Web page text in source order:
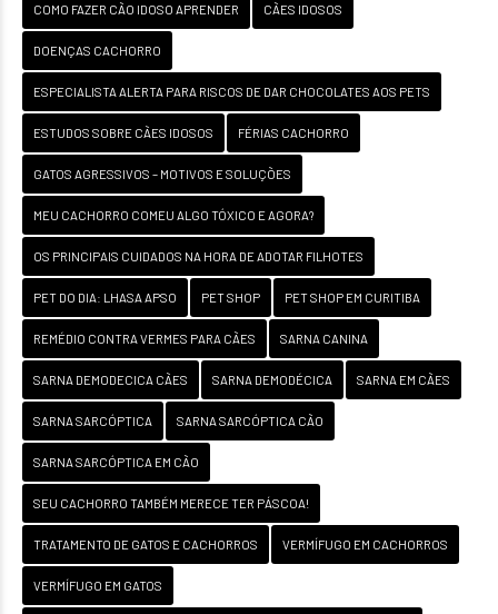
COMO FAZER CÃO IDOSO APRENDER CÃES IDOSOS
DOENÇAS CACHORRO
ESPECIALISTA ALERTA PARA RISCOS DE DAR CHOCOLATES AOS PETS
ESTUDOS SOBRE CÃES IDOSOS FÉRIAS CACHORRO
GATOS AGRESSIVOS – MOTIVOS E SOLUÇÕES
MEU CACHORRO COMEU ALGO TÓXICO E AGORA?
OS PRINCIPAIS CUIDADOS NA HORA DE ADOTAR FILHOTES
PET DO DIA: LHASA APSO PET SHOP PET SHOP EM CURITIBA
REMÉDIO CONTRA VERMES PARA CÃES SARNA CANINA
SARNA DEMODECICA CÃES SARNA DEMODÉCICA SARNA EM CÃES
SARNA SARCÓPTICA SARNA SARCÓPTICA CÃO
SARNA SARCÓPTICA EM CÃO
SEU CACHORRO TAMBÉM MERECE TER PÁSCOA!
TRATAMENTO DE GATOS E CACHORROS VERMÍFUGO EM CACHORROS
VERMÍFUGO EM GATOS